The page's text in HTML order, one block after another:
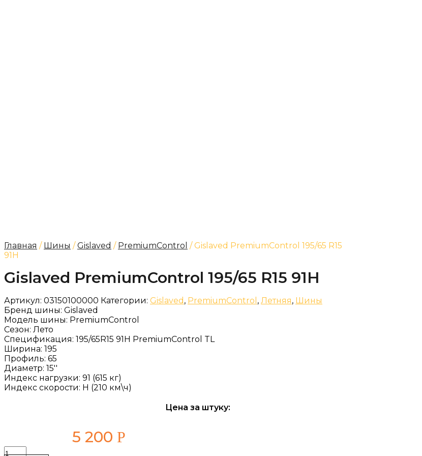
Главная / Шины /Gislaved / PremiumControl / Gislaved PremiumControl 195/65 R15
91H
Gislaved PremiumControl 195/65 R15 91H
Артикул: 03150100000 Категории: Gislaved , PremiumControl , Летняя, Шины
Бренд шины: Gislaved
Модель шины: PremiumControl
Сезон: Лето
Спецификация: 195/65R15 91H PremiumControl TL
Ширина: 195
Профиль: 65
Диаметр: 15''
Индекс нагрузки: 91 (615 кг)
Индекс скорости: H (210 км\ч)
Цена за штуку:
5 200 Р
Количество